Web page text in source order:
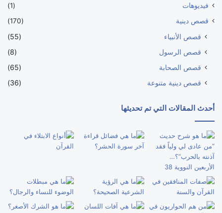
فيديوهات
(1)
قصص دينية
(170)
قصص الأنبياء
(55)
قصص الرسول
(8)
قصص الصحابة
(65)
قصص دينية متنوعة
(36)
أحدث المقالات التي تم تحديثها